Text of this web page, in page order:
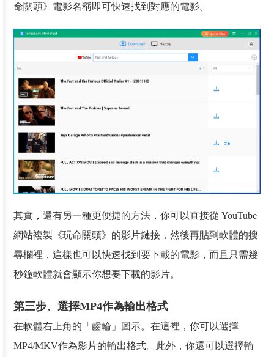
命關頭》電影名稱即可快速找到對應的電影。
其實，還有另一種更便捷的方法，你可以直接從 YouTube
網站複製《玩命關頭》的影片鏈接，然後再貼到軟體的搜
尋欄裡，這樣也可以快速找到要下載的電影，而且只需幾
秒鐘軟體就會顯示你想要下載的影片。
第三步、選擇MP4作為輸出格式
在軟體右上角的「齒輪」圖示。在這裡，你可以選擇
MP4/MKV作為影片的輸出格式。此外，你還可以選擇輸